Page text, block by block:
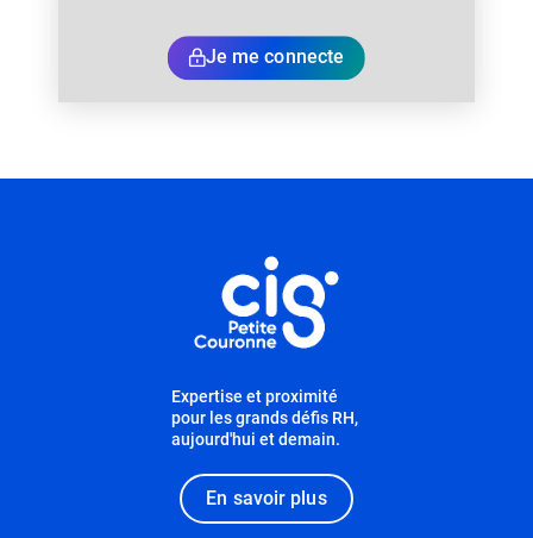
Je me connecte
Expertise et proximité
pour les grands défis RH,
aujourd'hui et demain.
En savoir plus